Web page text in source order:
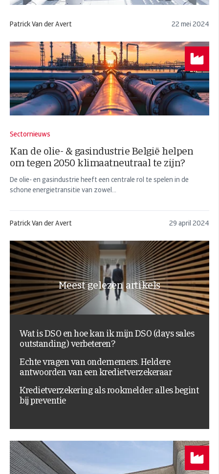
Patrick Van der Avert 22 mei 2024
Sectornieuws
Kan de olie- & gasindustrie België helpen
om tegen 2050 klimaatneutraal te zijn?
De olie- en gasindustrie heeft een centrale rol te spelen in de
schone energietransitie van zowel...
Patrick Van der Avert 29 april 2024
Meest gelezen artikels
Wat is DSO en hoe kan ik mijn DSO (days sales
outstanding) verbeteren?
Echte vragen van ondernemers. Heldere
antwoorden van een kredietverzekeraar
Kredietverzekering als rookmelder: alles begint
bij preventie